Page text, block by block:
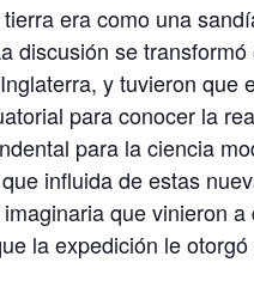
era como una
discusión se
y tuvieron que
para conocer la
para la ciencia
influida de estas
que vinieron a
la expedición le